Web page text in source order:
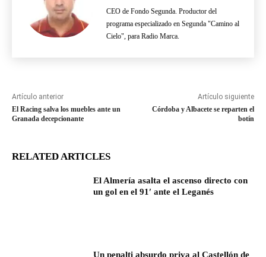
CEO de Fondo Segunda. Productor del
programa especializado en Segunda "Camino al
Cielo", para Radio Marca.
Artículo anterior
El Racing salva los muebles ante un
Granada decepcionante
Artículo siguiente
Córdoba y Albacete se reparten el
botín
RELATED ARTICLES
El Almería asalta el ascenso directo con
un gol en el 91′ ante el Leganés
Un penalti absurdo priva al Castellón de